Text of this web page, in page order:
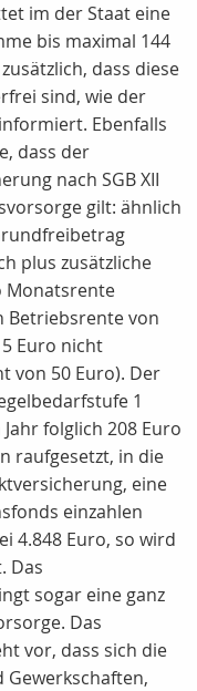
im der Staat eine
bis maximal 144
dass diese
sind, wie der
Ebenfalls
dass der
nach SGB XII
gilt: ähnlich
plus zusätzliche
Monatsrente
Betriebsrente von
Euro nicht
von 50 Euro). Der
1
folglich 208 Euro
raufgesetzt, in die
eine
einzahlen
4.848 Euro, so wird
Das
sogar eine ganz
Das
vor, dass sich die